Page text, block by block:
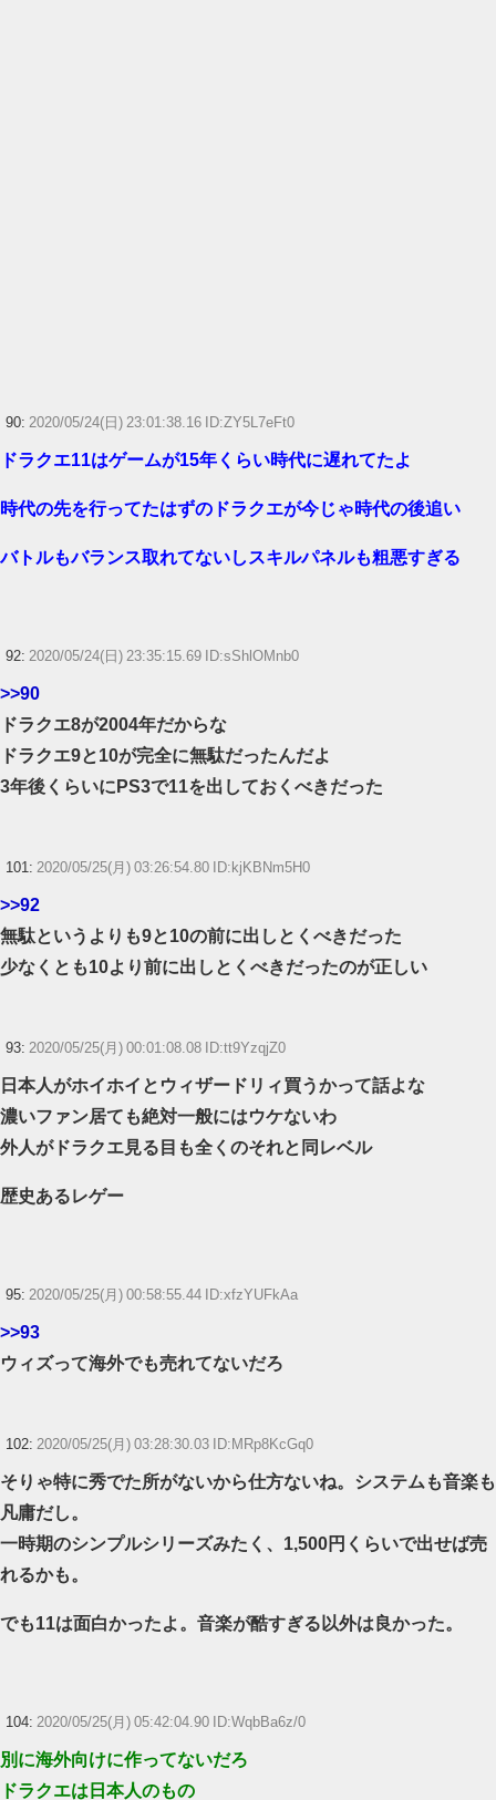
90: 2020/05/24(日) 23:01:38.16 ID:ZY5L7eFt0
ドラクエ11はゲームが15年くらい時代に遅れてたよ
時代の先を行ってたはずのドラクエが今じゃ時代の後追い
バトルもバランス取れてないしスキルパネルも粗悪すぎる
92: 2020/05/24(日) 23:35:15.69 ID:sShlOMnb0
>>90
ドラクエ8が2004年だからな
ドラクエ9と10が完全に無駄だったんだよ
3年後くらいにPS3で11を出しておくべきだった
101: 2020/05/25(月) 03:26:54.80 ID:kjKBNm5H0
>>92
無駄というよりも9と10の前に出しとくべきだった
少なくとも10より前に出しとくべきだったのが正しい
93: 2020/05/25(月) 00:01:08.08 ID:tt9YzqjZ0
日本人がホイホイとウィザードリィ買うかって話よな
濃いファン居ても絶対一般にはウケないわ
外人がドラクエ見る目も全くのそれと同レベル
歴史あるレゲー
95: 2020/05/25(月) 00:58:55.44 ID:xfzYUFkAa
>>93
ウィズって海外でも売れてないだろ
102: 2020/05/25(月) 03:28:30.03 ID:MRp8KcGq0
そりゃ特に秀でた所がないから仕方ないね。システムも音楽も
凡庸だし。
一時期のシンプルシリーズみたく、1,500円くらいで出せば売
れるかも。
でも11は面白かったよ。音楽が酷すぎる以外は良かった。
104: 2020/05/25(月) 05:42:04.90 ID:WqbBa6z/0
別に海外向けに作ってないだろ
ドラクエは日本人のもの